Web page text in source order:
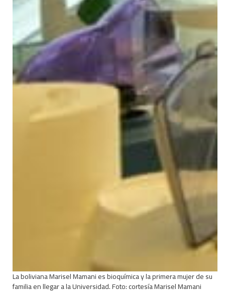
La boliviana Marisel Mamani es bioquímica y la primera mujer de su
familia en llegar a la Universidad. Foto: cortesía Marisel Mamani